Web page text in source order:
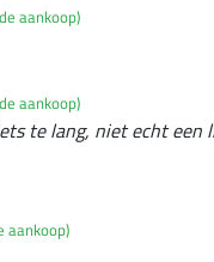
aankoop)
aankoop)
te lang, niet echt een
aankoop)